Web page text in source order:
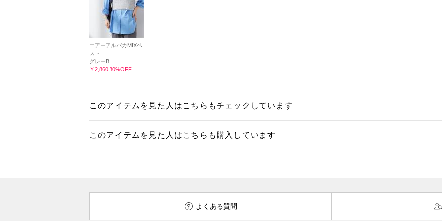
エアーアルパカMIXベ
スト
グレーB
￥2,860 80%OFF
このアイテムを見た人はこちらもチェックしています
このアイテムを見た人はこちらも購入しています
よくある質問